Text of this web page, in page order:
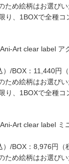
ため絵柄はお選び
り、1BOXで全種コ
Art clear label ア
/BOX：11,440円（
ため絵柄はお選び
り、1BOXで全種コ
Art clear label ミ
/BOX：8,976円（
ため絵柄はお選び